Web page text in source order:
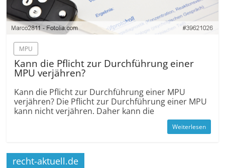
MPU
Kann die Pflicht zur Durchführung einer
MPU verjähren?
Kann die Pflicht zur Durchführung einer MPU
verjähren? Die Pflicht zur Durchführung einer MPU
kann nicht verjähren. Daher kann die
Weiterlesen
recht-aktuell.de